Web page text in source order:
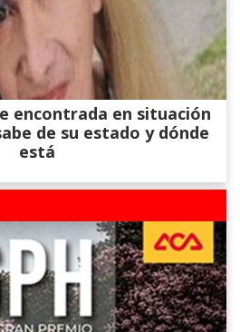
encontrada en situación
de su estado y dónde
está